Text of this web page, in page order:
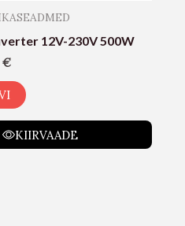
12V-230V 500W
€
KIIRVAADE